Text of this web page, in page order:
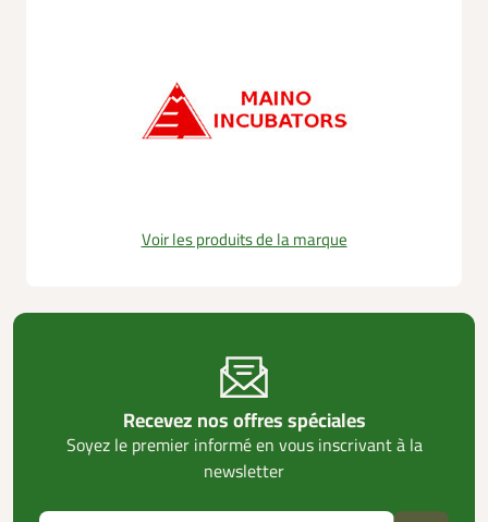
Voir les produits de la marque
Recevez nos offres spéciales
Soyez le premier informé en vous inscrivant à la
newsletter